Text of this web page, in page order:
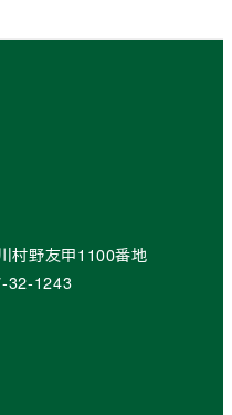
村野友甲1100番地
32-1243